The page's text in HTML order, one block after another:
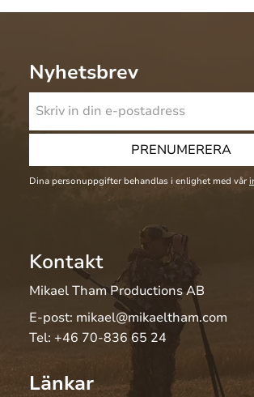
Nyhetsbrev
PRENUMERERA
Dina personuppgifter behandlas i enlighet med vår
Kontakt
Mikael Tham Productions AB
E-post: mikael@mikaeltham.com
Tel: +46 70-836 65 24
Länkar